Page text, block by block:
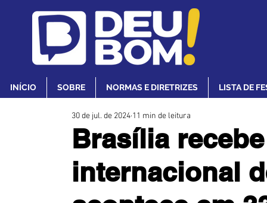
INÍCIO SOBRE NORMAS E DIRETRIZES LISTA DE
Brasília
internacional
30 de jul. de 2024 11 min de leitura